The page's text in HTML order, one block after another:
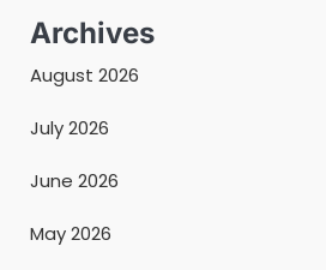
Archives
August 2026
July 2026
June 2026
May 2026